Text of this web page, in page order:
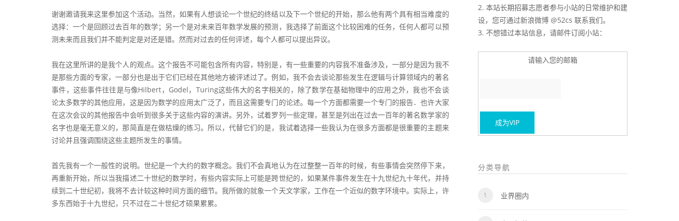
谢谢邀请我来这里参加这个活动。当然，如果有人想谈论一个世纪的终结以及下一个世纪的开始，那么他有两个具有相当难度的
选择：一个是回顾过去百年的数学；另一个是对未来百年数学发展的预测，我选择了前面这个比较困难的任务，任何人都可以预
测未来而且我们并不能判定是对还是错。然而对过去的任何评述，每个人都可以提出异议。
我在这里所讲的是我个人的观点。这个报告不可能包含所有内容，特别是，有一些重要的内容我不准备涉及，一部分是因为我不
是那些方面的专家，一部分也是出于它们已经在其他地方被评述过了。例如，我不会去谈论那些发生在逻辑与计算领域内的著名
事件，这些事件往往是与像Hilbert，Godel，Turing这些伟大的名字相关的，除了数学在基础物理中的应用之外，我也不会谈
论太多数学的其他应用，这是因为数学的应用太广泛了，而且这需要专门的论述。每一个方面都需要一个专门的报告．也许大家
在这次会议的其他报告中会听到很多关于这些内容的演讲。另外，试着罗列一些定理，甚至是列出在过去一百年的著名数学家的
名字也是毫无意义的，那简直是在做枯燥的练习。所以，代替它们的是，我试着选择一些我认为在很多方面都是很重要的主题来
讨论并且强调围绕这些主题所发生的事情。
首先我有一个一般性的说明。世纪是一个大约的数字概念。我们不会真地认为在过整整一百年的时候，有些事情会突然停下来，
再重新开始，所以当我描述二十世纪的数学时，有些内容实际上可能是跨世纪的，如果某件事件发生在十九世纪九十年代，并持
续到二十世纪初，我将不去计较这种时间方面的细节。我所做的就象一个天文学家，工作在一个近似的数字环境中。实际上，许
多东西始于十九世纪，只不过在二十世纪才硕果累累。
2. 本站长期招募志愿者参与小站的日常维护和建
设，您可通过新浪微博 @52cs 联系我们。
3. 不想错过本站信息，请邮件订阅小站：
请输入您的邮箱
分类导航
业界圈内